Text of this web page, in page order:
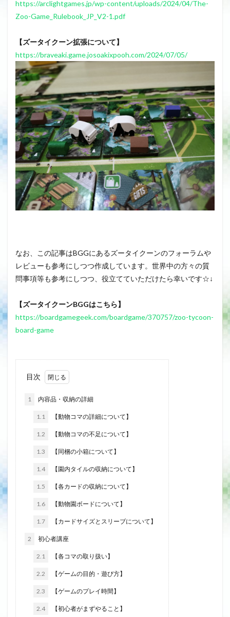
https://arclightgames.jp/wp-content/uploads/2024/04/The-
Zoo-Game_Rulebook_JP_V2-1.pdf
【ズータイクーン拡張について】
https://braveaki.game.josoakixpooh.com/2024/07/05/
なお、この記事はBGGにあるズータイクーンのフォーラムや
レビューも参考にしつつ作成しています。世界中の方々の質
問事項等も参考にしつつ、役立てていただけたら幸いです☆↓
【ズータイクーンBGGはこちら】
https://boardgamegeek.com/boardgame/370757/zoo-tycoon-
board-game
目次
1 内容品・収納の詳細
1.1 【動物コマの詳細について】
1.2 【動物コマの不足について】
1.3 【同梱の小箱について】
1.4 【園内タイルの収納について】
1.5 【各カードの収納について】
1.6 【動物園ボードについて】
1.7 【カードサイズとスリーブについて】
2 初心者講座
2.1 【各コマの取り扱い】
2.2 【ゲームの目的・遊び方】
2.3 【ゲームのプレイ時間】
2.4 【初心者がまずやること】